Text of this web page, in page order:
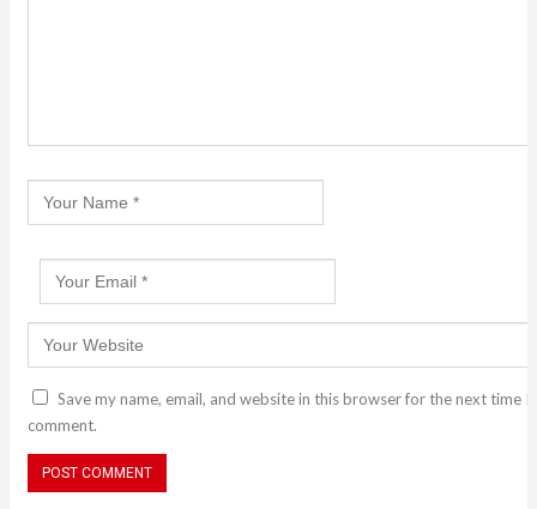
Save my name, email, and website in this browser for the next time I
comment.